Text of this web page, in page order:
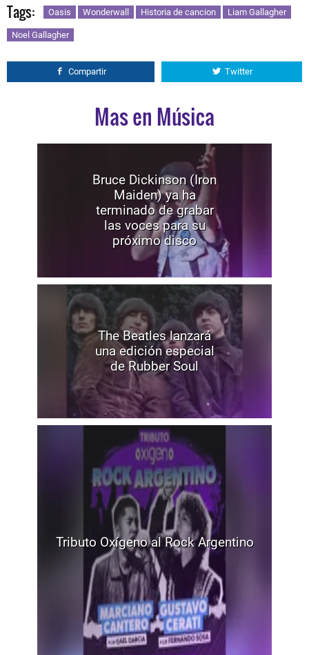
Tags: Oasis Wonderwall Historia de cancion Liam Gallagher
Noel Gallagher
Compartir Twitter
Mas en Música
Bruce Dickinson (Iron
Maiden) ya ha
terminado de grabar
las voces para su
próximo disco
The Beatles lanzará
una edición especial
de Rubber Soul
Tributo Oxígeno al Rock Argentino